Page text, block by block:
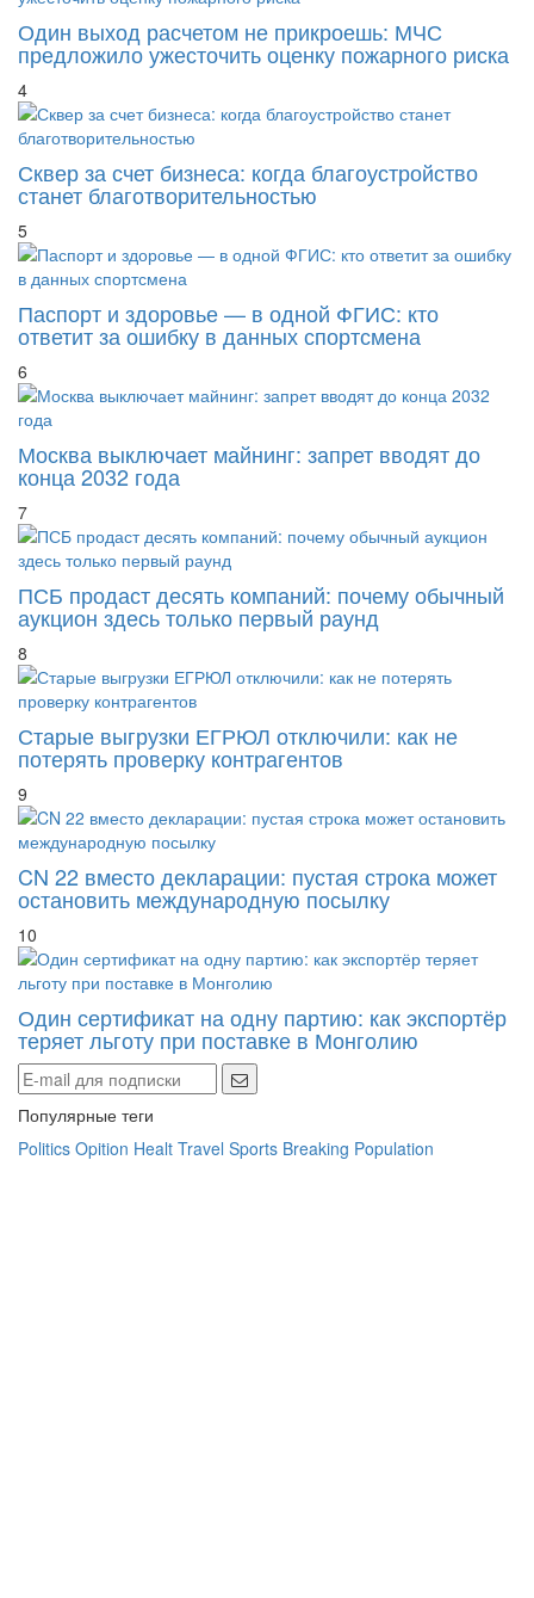
Один выход расчетом не прикроешь: МЧС
предложило ужесточить оценку пожарного риска
4
Сквер за счет бизнеса: когда благоустройство
станет благотворительностью
5
Паспорт и здоровье — в одной ФГИС: кто
ответит за ошибку в данных спортсмена
6
Москва выключает майнинг: запрет вводят до
конца 2032 года
7
ПСБ продаст десять компаний: почему обычный
аукцион здесь только первый раунд
8
Старые выгрузки ЕГРЮЛ отключили: как не
потерять проверку контрагентов
9
CN 22 вместо декларации: пустая строка может
остановить международную посылку
10
Один сертификат на одну партию: как экспортёр
теряет льготу при поставке в Монголию
Популярные теги
Politics Opition Healt